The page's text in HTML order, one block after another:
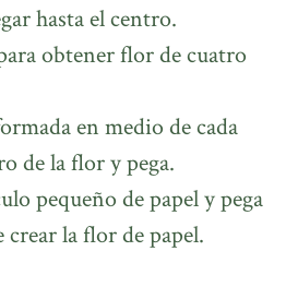
hasta el centro.
obtener flor de cuatro
en medio de cada
de la flor y pega.
pequeño de papel y pega
la flor de papel.